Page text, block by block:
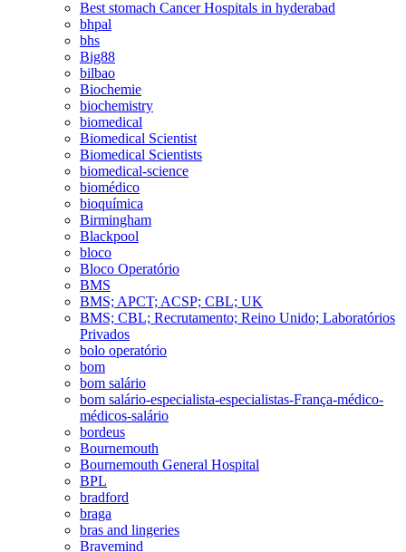
Best stomach Cancer Hospitals in hyderabad
bhpal
bhs
Big88
bilbao
Biochemie
biochemistry
biomedical
Biomedical Scientist
Biomedical Scientists
biomedical-science
biomédico
bioquímica
Birmingham
Blackpool
bloco
Bloco Operatório
BMS
BMS; APCT; ACSP; CBL; UK
BMS; CBL; Recrutamento; Reino Unido; Laboratórios
Privados
bolo operatório
bom
bom salário
bom salário-especialista-especialistas-França-médico-
médicos-salário
bordeus
Bournemouth
Bournemouth General Hospital
BPL
bradford
braga
bras and lingeries
Bravemind